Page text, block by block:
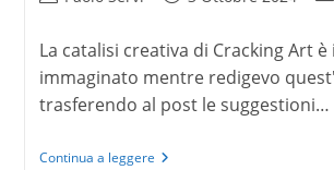
La catalisi creativa di Cracking Art
immaginato mentre redigevo
trasferendo al post le suggestioni…
Continua a leggereLa